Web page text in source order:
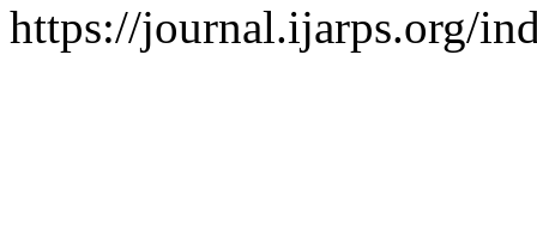
https://journal.ijarps.org/